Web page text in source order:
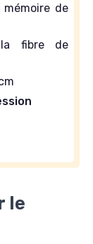
de
fibre de
le